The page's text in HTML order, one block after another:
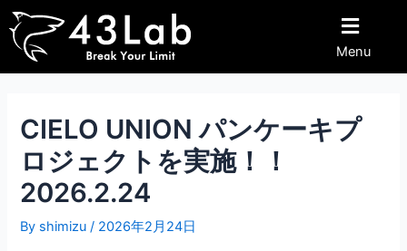
内
容
ス
Menu
CIELO UNION パンケーキプ
ロジェクトを実施！！
2026.2.24
By shimizu/ 2026年2月24日
Post
navigation